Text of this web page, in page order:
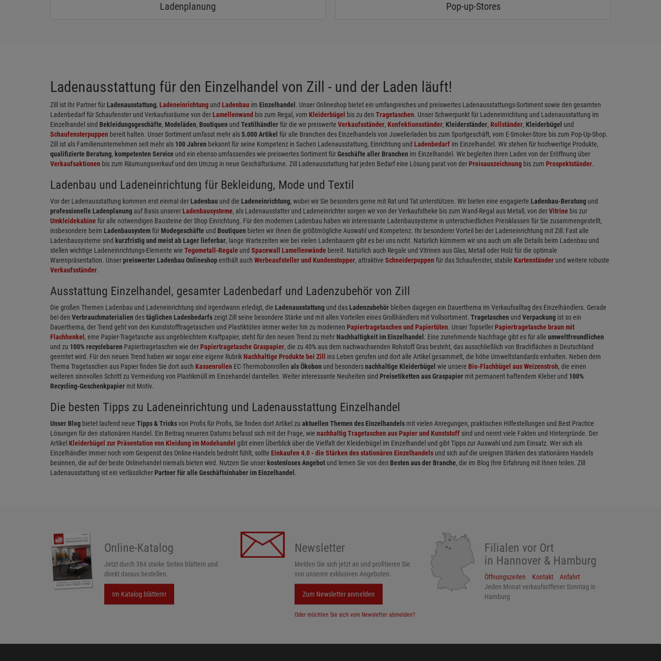
Ladenplanung Pop-up-Stores
Ladenausstattung für den Einzelhandel von Zill - und der Laden läuft!
Zill ist Ihr Partner für Ladenausstattung, Ladeneinrichtung und Ladenbau im Einzelhandel . Unser Onlineshop bietet ein umfangreiches und preiswertes Ladenausstattungs-Sortiment sowie den gesamten
Ladenbedarf für Schaufenster und Verkaufssräume von derLamellenwand bis zum Regal, vom Kleiderbügel bis zu den Tragetaschen. Unser Schwerpunkt für Ladeneinrichtung und Ladenausstattung im
Einzelhandel sind Bekleidungsgeschäfte, Modeläden, Boutiquen und Textilhändlerfür die wir preiswerte Verkaufsständer, Konfektionsständer, Kleiderständer, Rollständer, Kleiderbügel und
Schaufensterpuppen bereit halten. Unser Sortiment umfasst mehr als5.000 Artikel für alle Branchen des Einzelhandels von Juwelierladen bis zum Sportgeschäft, vom E-Smoker-Store bis zum Pop-Up-Shop.
Zill ist als Familienunternehmen seit mehr als 100 Jahren bekannt für seine Kompetenz in Sachen Ladenausstattung, Einrichtung und Ladenbedarf im Einzelhandel. Wir stehen für hochwertige Produkte,
qualifizierte Beratung, kompetenten Service und ein ebenso umfassendes wie preiswertes Sortiment fürGeschäfte aller Branchen im Einzelhandel. Wir begleiten Ihren Laden von der Eröffnung über
Verkaufsaktionen bis zum Räumungsverkauf und den Umzug in neue Geschäftsräume. Zill Ladenausstattung hat jeden Bedarf eine Lösung parat von derPreisauszeichnung bis zum Prospektständer.
Ladenbau und Ladeneinrichtung für Bekleidung, Mode und Textil
Vor der Ladenausstattung kommen erst einmal der Ladenbau und die Ladeneinrichtung, wobei wir Sie besonders gerne mit Rat und Tat unterstützen. Wir bieten eine engagierte Ladenbau-Beratung und
professionelle Ladenplanung auf Basis unsererLadenbausysteme, als Ladenausstatter und Ladeneinrichter sorgen wir von der Verkaufstheke bis zum Wand-Regal aus Metall, von derVitrine bis zur
Umkleidekabinefür alle notwendigen Bausteine der Shop Einrichtung. Für den modernen Ladenbau haben wir interessante Ladenbausysteme in unterschiedlichen Preisklassen für Sie zusammengestellt,
insbesondere beim Ladenbausystemfür Modegeschäfte und Boutiquen bieten wir Ihnen die größtmögliche Auswahl und Kompetenz. Ihr besonderer Vorteil bei der Ladeneinrichtung mit Zill: Fast alle
Ladenbausysteme sind kurzfristig und meist ab Lager lieferbar, lange Wartezeiten wie bei vielen Ladenbauern gibt es bei uns nicht. Natürlich kümmern wir uns auch um alle Details beim Ladenbau und
stellen wichtige Ladeneinrichtungs-Elemente wie Tegometall-Regale und Spacewall Lamellenwände bereit. Natürlich auch Regale und Vitrinen aus Glas, Metall oder Holz für die optimale
Warenpräsentation. Unserpreiswerter Ladenbau Onlineshopenthält auch Werbeaufsteller und Kundenstopper, attraktive Schneiderpuppenfür das Schaufenster, stabile Kartenständer und weitere robuste
Verkaufsständer.
Ausstattung Einzelhandel, gesamter Ladenbedarf und Ladenzubehör von Zill
Die großen Themen Ladenbau und Ladeneinrichtung sind irgendwann erledigt, die Ladenausstattung und das Ladenzubehör bleiben dagegen ein Dauerthema im Verkaufsalltag des Einzelhändlers. Gerade
bei den Verbrauchmaterialien destäglichen Ladenbedarfszeigt Zill seine besondere Stärke und mit allen Vorteilen eines Großhändlers mit Vollsortiment. Tragetaschen und Verpackung ist so ein
Dauerthema, der Trend geht von den Kunststofftragetaschen und Plastiktüten immer weiter hin zu modernen Papiertragetaschen und Papiertüten. Unser TopsellerPapiertragetasche braun mit
Flachhenkel , eine Papier-Tragetasche aus ungebleichtem Kraftpapier, steht für den neuen Trend zu mehr Nachhaltigkeit im Einzelhandel . Eine zunehmende Nachfrage gibt es für alle umweltfreundlichen
und zu 100% recyclebaren Papiertragetaschen wie derPapiertragetasche Graspapier, die zu 40% aus dem nachwachsenden Rohstoff Gras besteht, das ausschließlich von Brachflächen in Deutschland
geerntet wird. Für den neuen Trend haben wir sogar eine eigene RubrikNachhaltige Produkte bei Zill
ins Leben gerufen und dort alle Artikel gesammelt, die höhe Umweltstandards einhalten. Neben dem
Thema Tragetaschen aus Papier finden Sie dort auch Kassenrollen EC-Thermobonrollen als Ökobon und besondersnachhaltige Kleiderbügel wie unsere Bio-Flachbügel aus Weizenstroh, die einen
weiteren sinnvollen Schritt zu Vermeidung von Plastikmüll im Einzehandel darstellen. Weiter interessante Neuheiten sind Preisetiketten aus Graspapier mit permanent haftendem Kleber und 100%
Recycling-Geschenkpapier mit Motiv.
Die besten Tipps zu Ladeneinrichtung und Ladenausstattung Einzelhandel
Unser Blog bietet laufend neue Tipps & Tricksvon Profis für Profis, Sie finden dort Artikel zu aktuellen Themen des Einzelhandels mit vielen Anregungen, praktischen Hilfestellungen und Best Practice
Lösungen für den stationären Handel. Ein Beitrag neueren Datums befasst sich mit der Frage, wie nachhaltig Tragetaschen aus Papier und Kunststoff sind und nennt viele Fakten und Hintergründe. Der
Artikel Kleiderbügel zur Präsentation von Kleidung im Modehandel gibt einen Überblick über die Vielfalt der Kleiderbügel im Einzelhandel und gibt Tipps zur Auswahl und zum Einsatz. Wer sich als
Einzelhändler immer noch vom Gespenst des Online-Handels bedroht fühlt, sollte Einkaufen 4.0 - die Stärken des stationären Einzelhandels und sich auf die ureignen Stärken des stationären Handels
besinnen, die auf der beste Onlinehandel niemals bieten wird. Nutzen Sie unser kostenloses Angebot und lernen Sie von den Besten aus der Branche, die im Blog Ihre Erfahrung mit Ihnen teilen. Zill
Ladenausstattung ist ein verlässlicher Partner für alle Geschäftsinhaber im Einzelhandel .
Online-Katalog
Jetzt durch 384 starke Seiten blättern und
direkt daraus bestellen.
Im Katalog blättern!
Newsletter
Melden Sie sich jetzt an und profitieren Sie
von unseren exklusiven Angeboten.
Zum Newsletter anmelden
Oder möchten Sie sich vom Newsletter abmelden?
Filialen vor Ort
in Hannover & Hamburg
Öffnungszeiten Kontakt
Anfahrt
Jeden Monat verkaufsoffener Sonntag in
Hamburg